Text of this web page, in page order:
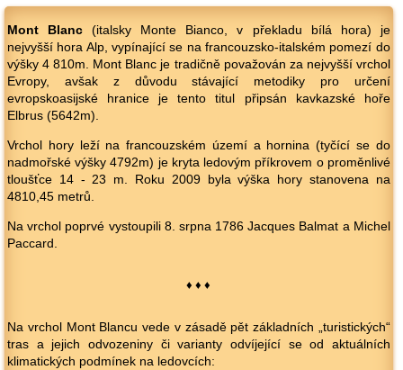
Mont Blanc (italsky Monte Bianco, v překladu bílá hora) je
nejvyšší hora Alp, vypínající se na francouzsko-italském pomezí do
výšky 4 810m. Mont Blanc je tradičně považován za nejvyšší vrchol
Evropy, avšak z důvodu stávající metodiky pro určení
evropskoasijské hranice je tento titul připsán kavkazské hoře
Elbrus (5642m).
Vrchol hory leží na francouzském území a hornina (tyčící se do
nadmořské výšky 4792m) je kryta ledovým příkrovem o proměnlivé
tloušťce 14 - 23 m. Roku 2009 byla výška hory stanovena na
4810,45 metrů.
Na vrchol poprvé vystoupili 8. srpna 1786 Jacques Balmat a Michel
Paccard.
♦ ♦ ♦
Na vrchol Mont Blancu vede v zásadě pět základních „turistických“
tras a jejich odvozeniny či varianty odvíjející se od aktuálních
klimatických podmínek na ledovcích: